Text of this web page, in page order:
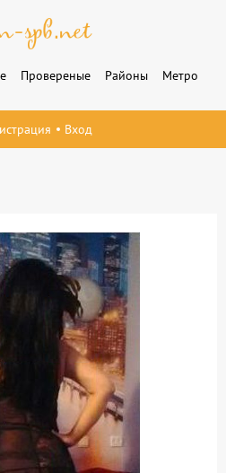
Провереные Районы
Метро
Вход